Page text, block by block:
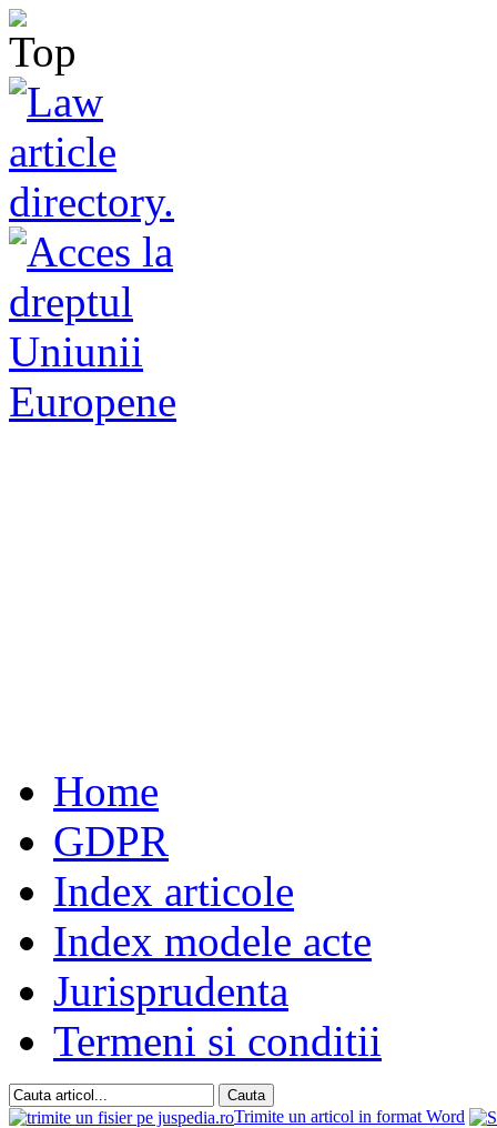
Home
GDPR
Index articole
Index modele acte
Jurisprudenta
Termeni si conditii
Trimite un articol in format Word